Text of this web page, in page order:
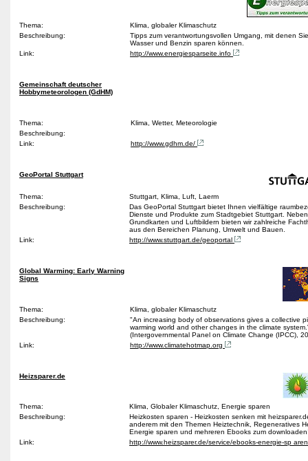
Thema:
Klima, globaler Klimaschutz
Beschreibung:
Tipps zum verantwortungsvollen Umgang, mit denen
Wasser und Benzin sparen können.
Link:
http://www.energiesparseite.info
Gemeinschaft deutscher
Hobbymeteorologen (GdHM)
Thema:
Klima, Wetter, Meteorologie
Beschreibung:
Link:
http://www.gdhm.de/
GeoPortal Stuttgart
Thema:
Stuttgart, Klima, Luft, Laerm
Beschreibung:
Das GeoPortal Stuttgart bietet Ihnen vielfältige
Dienste und Produkte zum Stadtgebiet Stuttgart.
Grundkarten und Luftbildern bieten wir zahlreiche
aus den Bereichen Planung, Umwelt und Bauen.
Link:
http://www.stuttgart.de/geoportal
Global Warming: Early Warning
Signs
Thema:
Klima, globaler Klimaschutz
Beschreibung:
"An increasing body of observations gives a collective
warming world and other changes in the climate
(Intergovernmental Panel on Climate Change (IPCC),
Link:
http://www.climatehotmap.org
Heizsparer.de
Thema:
Klima, Globaler Klimaschutz, Energie sparen
Beschreibung:
Heizkosten sparen - Heizkosten senken mit
anderem mit den Themen Heiztechnik, Regeneratives
Energie sparen und mehreren Ebooks zum
Link:
http://www.heizsparer.de/service/ebooks-energie-sp